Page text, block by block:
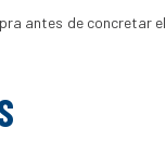
antes de concretar